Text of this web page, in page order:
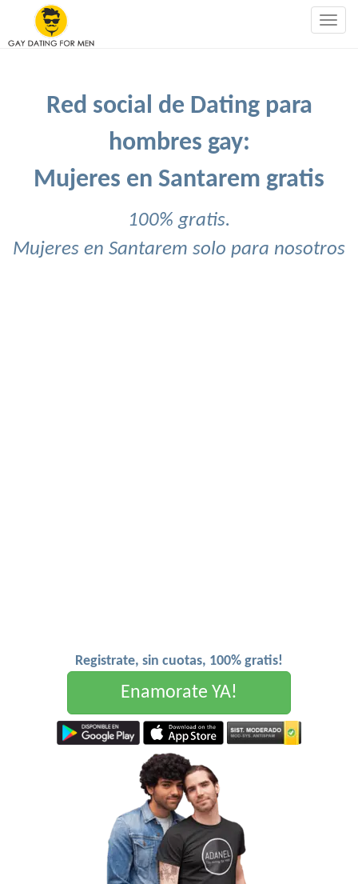
Red social de Dating para
hombres gay:
Mujeres en Santarem gratis
100% gratis.
Mujeres en Santarem solo para nosotros
Registrate, sin cuotas, 100% gratis!
Enamorate YA!